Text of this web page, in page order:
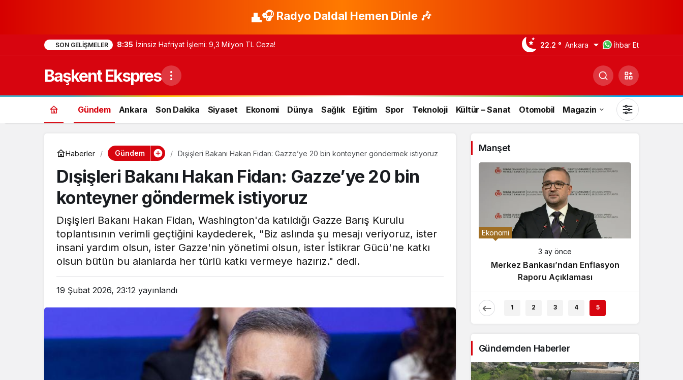
🎧 Radyo Daldal Hemen Dinle 🎶
SON GELIŞMELER 8:35 İzinsiz Hafriyat İşlemi: 9,3 Milyon TL Ceza! 22.2 ° Ankara İhbar Et
Başkent Ekspres
Gündem Ankara Son Dakika Siyaset Ekonomi Dünya Sağlık Eğitim Spor Teknoloji Kültür – Sanat Otomobil Magazin
Gündüz Modu
Gündüz modunu seçin.
Gece Modu
Gece modunu seçin.
Sistem Modu
Sistem modunu seçin.
Haberler Gündem Dışişleri Bakanı Hakan Fidan: Gazze’ye 20 bin konteyner göndermek istiyoruz
Dışişleri Bakanı Hakan Fidan: Gazze’ye 20 bin
konteyner göndermek istiyoruz
Dışişleri Bakanı Hakan Fidan, Washington'da katıldığı Gazze Barış Kurulu
toplantısının verimli geçtiğini kaydederek, "Biz aslında şu mesajı veriyoruz, ister
insani yardım olsun, ister Gazze'nin yönetimi olsun, ister İstikrar Gücü'ne katkı
olsun bütün bu alanlarda her türlü katkı vermeye hazırız." dedi.
19 Şubat 2026, 23:12 yayınlandı
Manşet
3 ay önce
Bakanı, Kahraman Polisleri
Ziyaret Etti
Gündem
3 ay önce
Yunanistan’da Zeybek Tartışması
Alevlendi!
Son Dakika
3 ay önce
Çaykur Rizespor, Beşiktaş’ı
Ağırlıyor!
Ekonomi
3 ay önce
Merkez Bankası’ndan Enflasyon
Raporu Açıklaması
1 2 3 4 5
Gündemden Haberler